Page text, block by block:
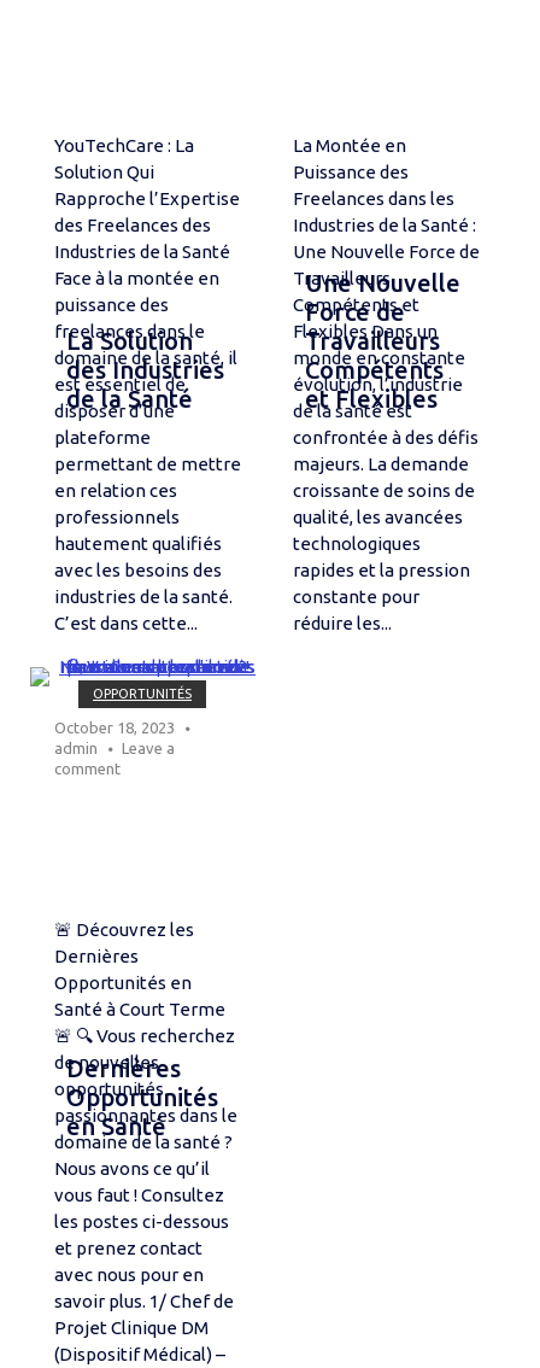
La Solution
des Industries
de la Santé
YouTechCare : La
Solution Qui
Rapproche l’Expertise
des Freelances des
Industries de la Santé
Face à la montée en
puissance des
freelances dans le
domaine de la santé, il
est essentiel de
disposer d’une
plateforme
permettant de mettre
en relation ces
professionnels
hautement qualifiés
avec les besoins des
industries de la santé.
C’est dans cette...
Une Nouvelle
Force de
Travailleurs
Compétents
et Flexibles
La Montée en
Puissance des
Freelances dans les
Industries de la Santé :
Une Nouvelle Force de
Travailleurs
Compétents et
Flexibles Dans un
monde en constante
évolution, l’industrie
de la santé est
confrontée à des défis
majeurs. La demande
croissante de soins de
qualité, les avancées
technologiques
rapides et la pression
constante pour
réduire les...
OPPORTUNITÉS
Open post
Dernières
Opportunités
en Santé
October 18, 2023
admin
Leave a
comment
🚨 Découvrez les
Dernières
Opportunités en
Santé à Court Terme
🚨 🔍 Vous recherchez
de nouvelles
opportunités
passionnantes dans le
domaine de la santé ?
Nous avons ce qu’il
vous faut ! Consultez
les postes ci-dessous
et prenez contact
avec nous pour en
savoir plus. 1/ Chef de
Projet Clinique DM
(Dispositif Médical) –